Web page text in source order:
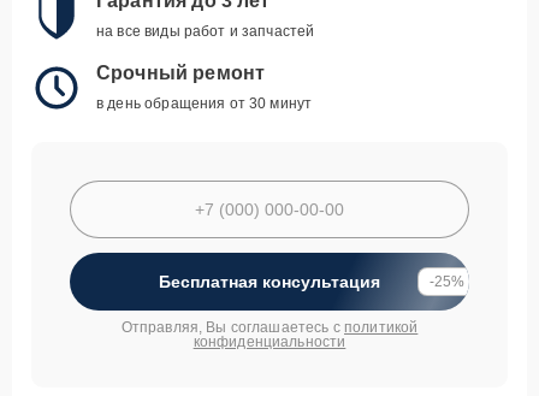
на все виды работ и запчастей
Срочный ремонт
в день обращения от 30 минут
Бесплатная консультация -25%
Отправляя, Вы соглашаетесь с политикой
конфиденциальности